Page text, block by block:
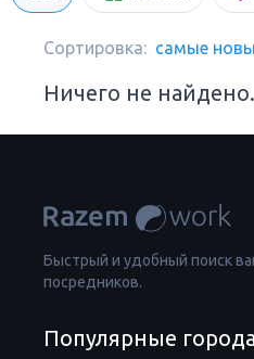
Сортировка: самые
Ничего не найдено.
Быстрый и удобный поиск
посредников.
Популярные